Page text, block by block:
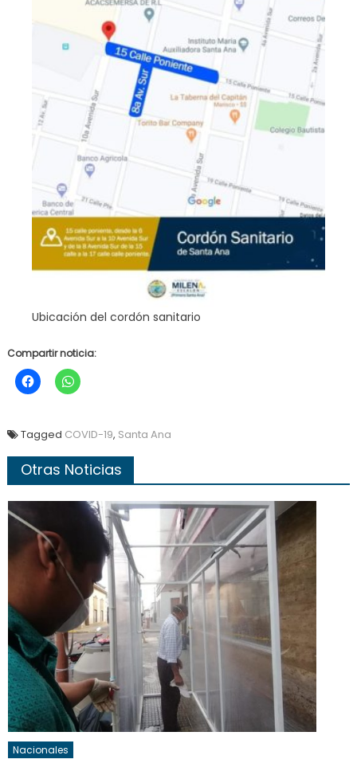
Ubicación del cordón sanitario
Compartir noticia:
Tagged COVID-19, Santa Ana
Otras Noticias
Nacionales